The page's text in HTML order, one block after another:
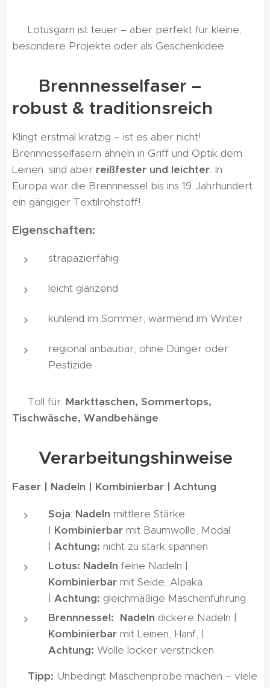
⚠️ Lotusgarn ist teuer – aber perfekt für kleine,
besondere Projekte oder als Geschenkidee.
🌾 Brennnesselfaser –
robust & traditionsreich
Klingt erstmal kratzig – ist es aber nicht!
Brennnesselfasern ähneln in Griff und Optik dem
Leinen, sind aber reißfester und leichter. In
Europa war die Brennnessel bis ins 19. Jahrhundert
ein gängiger Textilrohstoff!
Eigenschaften:
strapazierfähig
leicht glänzend
kühlend im Sommer, wärmend im Winter
regional anbaubar, ohne Dünger oder
Pestizide
🎯 Toll für: Markttaschen, Sommertops,
Tischwäsche, Wandbehänge
🧶 Verarbeitungshinweise
Faser | Nadeln | Kombinierbar | Achtung
Soja: Nadeln mittlere Stärke
| Kombinierbar mit Baumwolle, Modal
| Achtung: nicht zu stark spannen
Lotus: Nadeln feine Nadeln |
Kombinierbar mit Seide, Alpaka
| Achtung: gleichmäßige Maschenführung
Brennnessel: Nadeln dickere Nadeln |
Kombinierbar mit Leinen, Hanf, |
Achtung: Wolle locker verstricken
Tipp: Unbedingt Maschenprobe machen – viele